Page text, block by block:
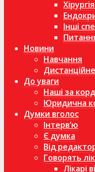
Інші
Новини
Навчання
До уваги
Наші за
Юридична
Думки вголос
Інтерв’ю
Є думка
Від
Говорять
Лікарі